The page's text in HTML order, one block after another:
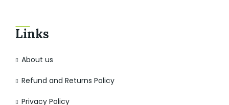
Links
About us
Refund and Returns Policy
Privacy Policy